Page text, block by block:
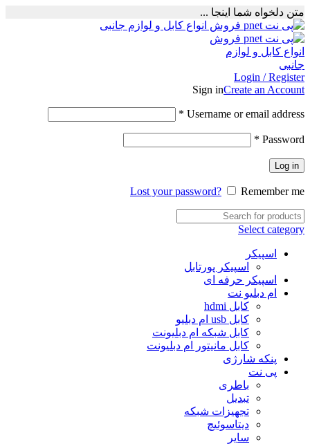
متن دلخواه شما اینجا ...
Login / Register
Sign inCreate an Account
Username or email address
*
Password
*
Log in
Lost your password? Remember me
Select category
اسپیکر
اسپیکر پورتابل
اسپیکر حرفه ای
ام دبلیو نت
کابل hdmi
کابل usb ام دبلیو
کابل شبکه ام دبلیونت
کابل مانیتور ام دبلیونت
پنکه شارژی
پی نت
باطری
تبدیل
تجهیزات شبکه
دیتاسوئیچ
سایر